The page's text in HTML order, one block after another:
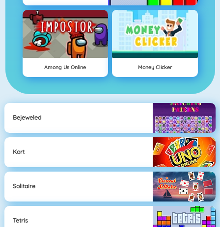
Among Us Online Money Clicker
Bejeweled
Kort
Solitaire
Tetris